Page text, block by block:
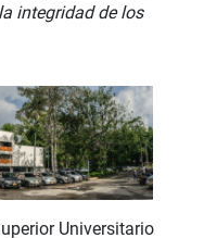
integridad de los
Universitario